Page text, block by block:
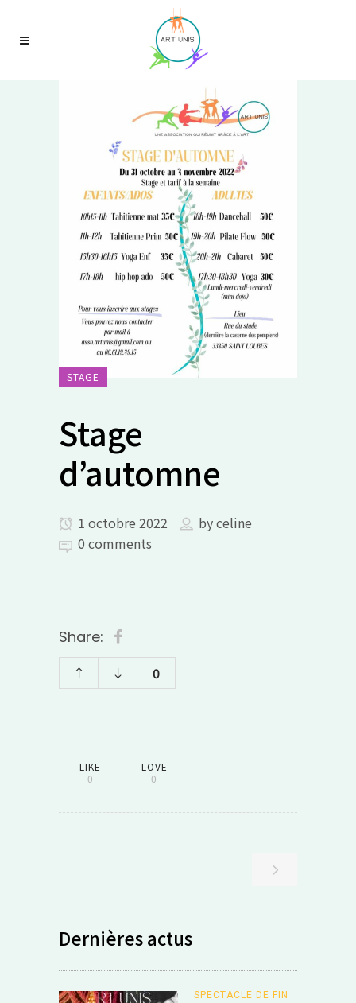
STAGE
Stage
d’automne
1 octobre 2022 byceline
0 comments
Share:
0
LIKE
0
LOVE
0
Dernières actus
SPECTACLE DE FIN